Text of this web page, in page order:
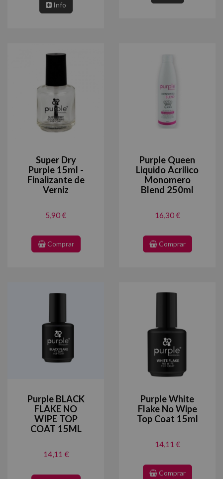
Info
Super Dry
Purple 15ml -
Finalizante de
Verniz
5,90 €
Comprar
Purple Queen
Liquido Acrilico
Monomero
Blend 250ml
16,30 €
Comprar
Purple BLACK
FLAKE NO
WIPE TOP
COAT 15ML
14,11 €
Purple White
Flake No Wipe
Top Coat 15ml
14,11 €
Comprar